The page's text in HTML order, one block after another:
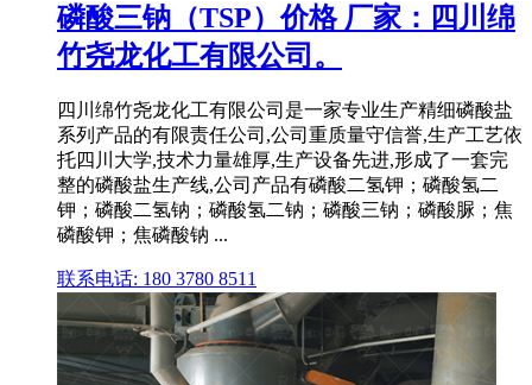
磷酸三钠（TSP）价格 厂家：四川绵
竹尧龙化工有限公司。
四川绵竹尧龙化工有限公司是一家专业生产精细磷酸盐
系列产品的有限责任公司,公司重质量守信誉,生产工艺依
托四川大学,技术力量雄厚,生产设备先进,形成了一套完
整的磷酸盐生产线,公司产品有磷酸二氢钾；磷酸氢二
钾；磷酸二氢钠；磷酸氢二钠；磷酸三钠；磷酸脲；焦
磷酸钾；焦磷酸钠 ...
联系电话: 180 3780 8511